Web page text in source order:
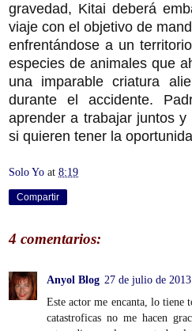
gravedad, Kitai deberá
viaje con el objetivo de
enfrentándose a un
especies de animales que
una imparable criatura
durante el accidente.
aprender a trabajar juntos
si quieren tener la
Solo Yo at 8:19
Compartir
4 comentarios:
Anyol Blog 27 de julio de
Este actor me encanta, lo tiene
catastroficas no me hacen